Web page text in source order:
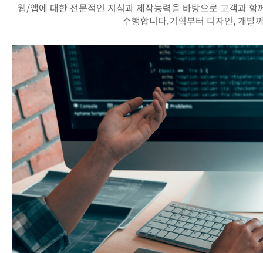
웹/앱에 대한 전문적인 지식과 제작능력을 바탕으로 고객과
수행합니다.기획부터 디자인, 개발